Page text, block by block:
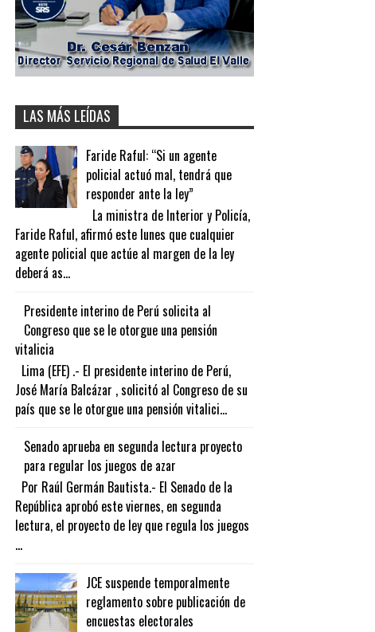
LAS MÁS LEÍDAS
Faride Raful: “Si un agente
policial actuó mal, tendrá que
responder ante la ley”
La ministra de Interior y Policía,
Faride Raful, afirmó este lunes que cualquier
agente policial que actúe al margen de la ley
deberá as...
Presidente interino de Perú solicita al
Congreso que se le otorgue una pensión
vitalicia
Lima (EFE) .- El presidente interino de Perú,
José María Balcázar , solicitó al Congreso de su
país que se le otorgue una pensión vitalici...
Senado aprueba en segunda lectura proyecto
para regular los juegos de azar
Por Raúl Germán Bautista.- El Senado de la
República aprobó este viernes, en segunda
lectura, el proyecto de ley que regula los juegos
...
JCE suspende temporalmente
reglamento sobre publicación de
encuestas electorales